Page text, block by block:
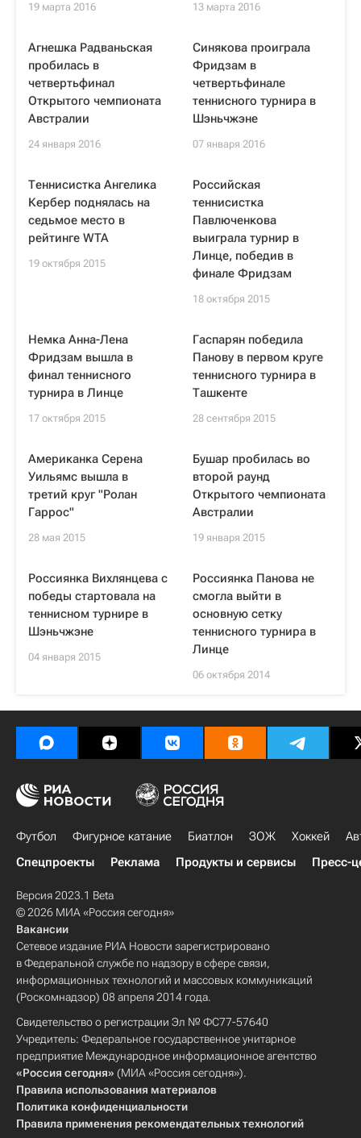
19 марта 2016 13 марта 2016
Агнешка Радваньская
пробилась в
четвертьфинал
Открытого чемпионата
Австралии
24 января 2016
Синякова проиграла
Фридзам в
четвертьфинале
теннисного турнира в
Шэньчжэне
07 января 2016
Теннисистка Ангелика
Кербер поднялась на
седьмое место в
рейтинге WTA
19 октября 2015
Российская
теннисистка
Павлюченкова
выиграла турнир в
Линце, победив в
финале Фридзам
18 октября 2015
Немка Анна-Лена
Фридзам вышла в
финал теннисного
турнира в Линце
17 октября 2015
Гаспарян победила
Панову в первом круге
теннисного турнира в
Ташкенте
28 сентября 2015
Американка Серена
Уильямс вышла в
третий круг "Ролан
Гаррос"
28 мая 2015
Бушар пробилась во
второй раунд
Открытого чемпионата
Австралии
19 января 2015
Россиянка Вихлянцева с
победы стартовала на
теннисном турнире в
Шэньчжэне
04 января 2015
Россиянка Панова не
смогла выйти в
основную сетку
теннисного турнира в
Линце
06 октября 2014
Футбол Фигурное катание Биатлон ЗОЖ Хоккей
Спецпроекты
Реклама Продукты и сервисы Пресс-
Версия 2023.1 Beta
© 2026 МИА «Россия сегодня»
Вакансии
Сетевое издание РИА Новости зарегистрировано
в Федеральной службе по надзору в сфере связи,
информационных технологий и массовых коммуникаций
(Роскомнадзор) 08 апреля 2014 года.
Свидетельство о регистрации Эл № ФС77-57640
Учредитель: Федеральное государственное унитарное
предприятие Международное информационное агентство
«Россия сегодня» (МИА «Россия сегодня»).
Правила использования материалов
Политика конфиденциальности
Правила применения рекомендательных технологий